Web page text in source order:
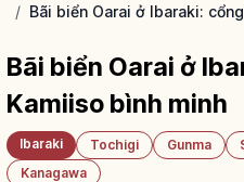
/ Bãi biển Oarai ở Ibaraki:
Bãi biển Oarai ở
Kamiiso bình minh
Ibaraki Tochigi Gunma
Kanagawa